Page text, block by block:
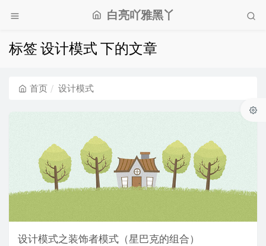
白亮吖雅黑丫
标签 设计模式 下的文章
首页 设计模式
设计模式之装饰者模式（星巴克的组合）